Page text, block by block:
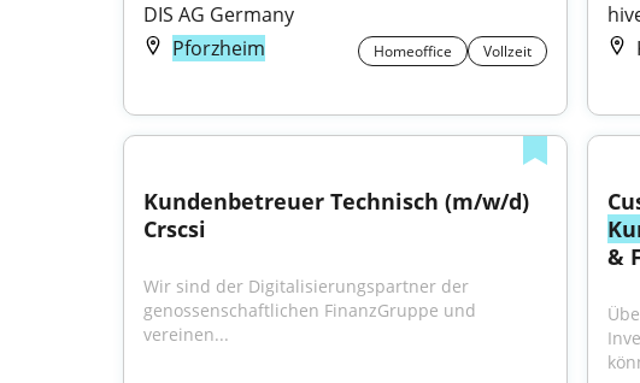
DIS AG Germany
Pforzheim
Homeoffice Vollzeit
Kundenbetreuer Technisch (m/w/d)
Crscsi
Wir sind der Digitalisierungspartner der
genossenschaftlichen FinanzGruppe und
vereinen...
&